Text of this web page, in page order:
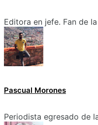
Editora en jefe. Fan de
Pascual Morones
Periodista egresado de